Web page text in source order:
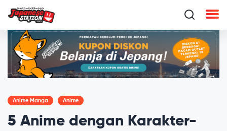
Anime Manga Anime
5 Anime dengan Karakter-